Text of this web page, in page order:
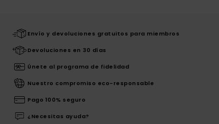
Envío y devoluciones gratuitos para miembros
Devoluciones en 30 días
Únete al programa de fidelidad
Nuestro compromiso eco-responsable
Pago 100% seguro
¿Necesitas ayuda?